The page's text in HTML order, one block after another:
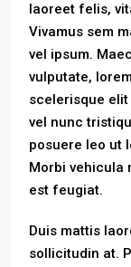
laoreet felis,
Vivamus sem
vel ipsum.
vulputate,
scelerisque
vel nunc
posuere leo ut
Morbi vehicula
est feugiat.
Duis mattis
sollicitudin at.